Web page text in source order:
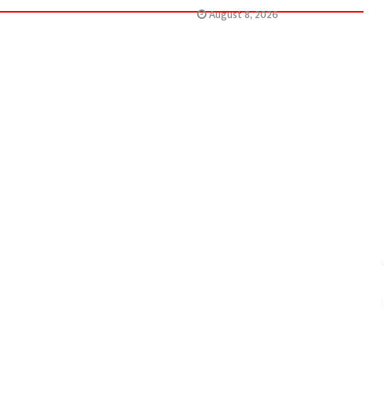
August 8, 2026